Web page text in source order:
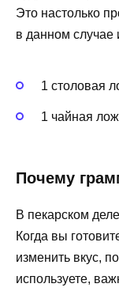
Это настолько
в данном случае
1 столовая
1 чайная
Почему
В пекарском
Когда вы
изменить вкус,
используете,